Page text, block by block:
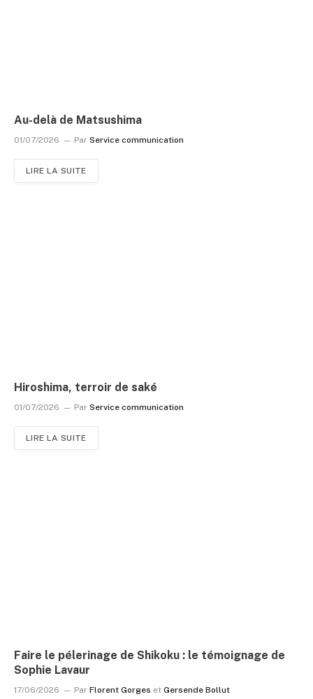
Au-delà de Matsushima
01/07/2026 Par Service communication
LIRE LA SUITE
Hiroshima, terroir de saké
01/07/2026 Par Service communication
LIRE LA SUITE
Faire le pélerinage de Shikoku : le témoignage de
Sophie Lavaur
17/06/2026 Par Florent Gorges et Gersende Bollut